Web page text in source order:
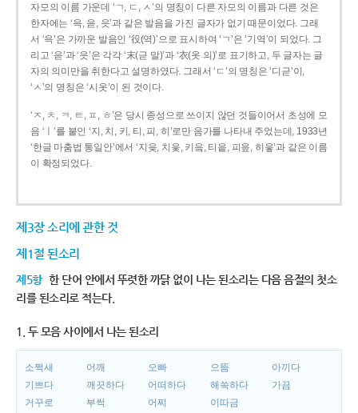
자모의 이름 가운데 ‘ㄱ, ㄷ, ㅅ’의 명칭이 다른 자모의 이름과 다른 것은
한자에는 ‘윽, 읃, 읏’과 같은 발음을 가진 글자가 없기 때문이었다. 그래
서 ‘윽’은 가까운 발음인 ‘役(역)’으로 표시하여 ‘ㄱ’은 ‘기역’이 되었다. 그
리고 ‘읃’과 ‘읏’은 각각 ‘末(귿 말)’과 ‘衣(옷 의)’로 표기하고, 두 글자는 글
자의 의미만을 취한다고 설명하였다. 그래서 ‘ㄷ’의 명칭은 ‘디귿’이,
‘ㅅ’의 명칭은 ‘시옷’이 된 것이다.
‘ㅈ, ㅊ, ㅋ, ㅌ, ㅍ, ㅎ’은 당시 종성으로 쓰이지 않던 것들이어서 초성에 모
음 ‘ㅣ’를 붙인 ‘지, 치, 키, 티, 피, 히’로만 음가를 나타내 주었는데, 1933년
‘한글 마춤법 통일안’에서 ‘지읒, 치읓, 키읔, 티읕, 피읖, 히읗’과 같은 이름
이 확정되었다.
제3장 소리에 관한 것
제1절 된소리
제5항 한 단어 안에서 뚜렷한 까닭 없이 나는 된소리는 다음 음절의 첫소
리를 된소리로 적는다.
1. 두 모음 사이에서 나는 된소리
소쩍새 어깨 오빠 으뜸
아끼다
기쁘다
깨끗하다 어떠하다 해쓱하다
가끔
거꾸로
부썩 어찌 이따금